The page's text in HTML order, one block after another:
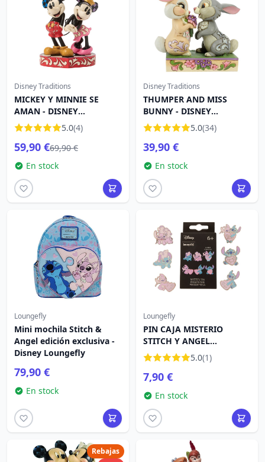
Disney Traditions
MICKEY Y MINNIE SE
AMAN - DISNEY
TRADITIONS5.0(4)
59,90 €69,90 €
En stock
Disney Traditions
THUMPER AND MISS
BUNNY - DISNEY
TRADITIONS5.0(34)
39,90 €
En stock
Loungefly
Mini mochila Stitch &
Angel edición exclusiva -
Disney Loungefly
79,90 €
En stock
Loungefly
PIN CAJA MISTERIO
STITCH Y ANGEL
CORAZONES - DISNEY
LOUNGEFLY
5.0(1)
7,90 €
En stock
Rebajas